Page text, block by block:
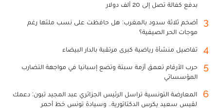
بدفع كفالة تصل إلى 20 ألف دولار
3
أضخم ثلاثة سدود بالمغرب: هل حافظت على نسب ملئها رغم
موجات الحر الصيفية؟
4 تفاصيل منشأة رياضية كبرى مرتقبة بالدار البيضاء
5
حرب الأرقام تعمق أزمة سبتة وتضع إسبانيا في مواجهة التضارب
المؤسساتي
6
المعارضة التونسية تراسل الرئيس الجزائري عبد المجيد تبون: دعمك
لقيس سعيد يكرس الدكتاتورية.. وسيادة تونس خط أحمر